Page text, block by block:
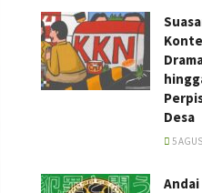
Desa
5